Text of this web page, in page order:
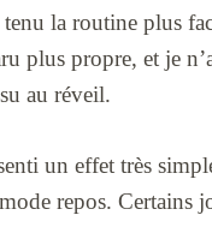
tenu la routine plus
plus propre, et je
au réveil.
un effet très
repos. Certains